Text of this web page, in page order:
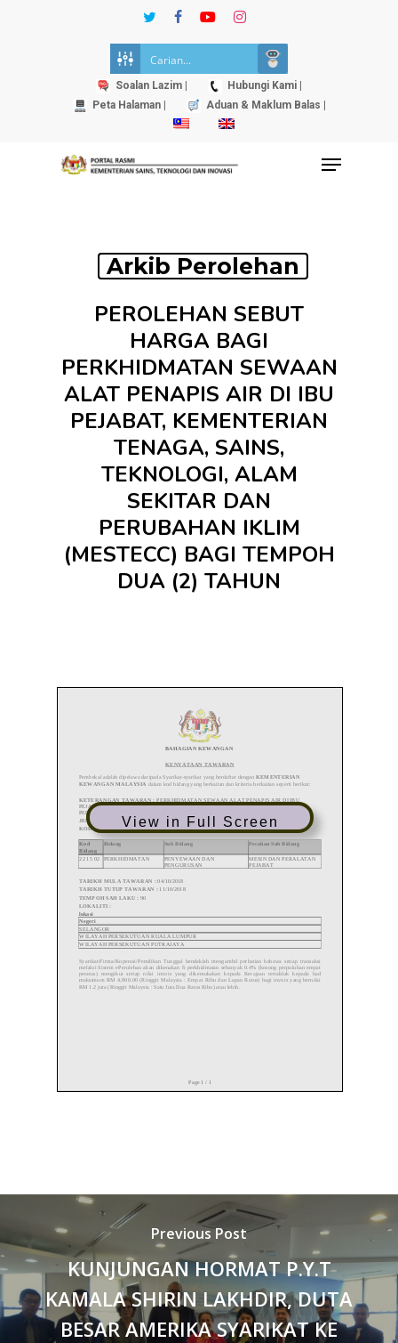
twitterfacebookyoutubeinstagram
Soalan Lazim |
Hubungi Kami |
Peta Halaman |
Aduan & Maklum Balas |
Menu
Arkib Perolehan
PEROLEHAN SEBUT
HARGA BAGI
PERKHIDMATAN SEWAAN
ALAT PENAPIS AIR DI IBU
PEJABAT, KEMENTERIAN
TENAGA, SAINS,
TEKNOLOGI, ALAM
SEKITAR DAN
PERUBAHAN IKLIM
(MESTECC) BAGI TEMPOH
DUA (2) TAHUN
View in Full Screen
Previous Post
KUNJUNGAN HORMAT P.Y.T
KAMALA SHIRIN LAKHDIR, DUTA
BESAR AMERIKA SYARIKAT KE